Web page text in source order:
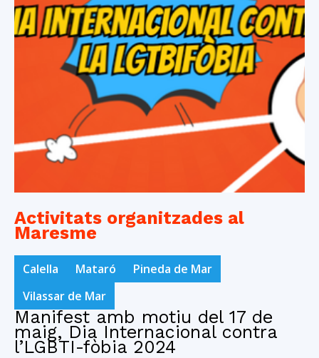
Activitats organitzades al
Maresme
Calella Mataró
Pineda de Mar
Vilassar de Mar
Manifest amb motiu del 17 de
maig, Dia Internacional contra
l’LGBTI-fòbia 2024